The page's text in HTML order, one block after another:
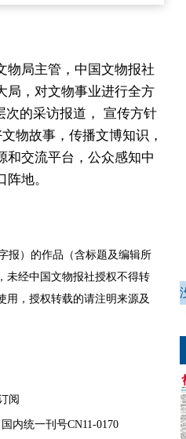
局主管，中国文物报社
局，对文物事业进行全方
次的采访报道， 宣传方针
物故事，传播文博知识，
和交流平台，公众感知中
地。
）的作品（含标题及编辑所
未经中国文物报社授权不得转
用，授权转载的请注明来源及
阅
统一刊号CN11-0170